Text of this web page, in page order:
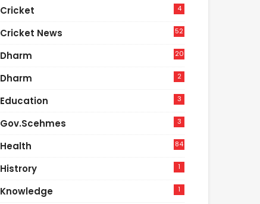
Cricket 4
Cricket News
52
Dharm 20
Dharm 2
Education 3
Gov.scehmes 3
Health
84
Histrory 1
Knowledge 1